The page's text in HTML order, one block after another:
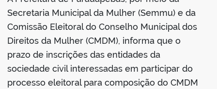
Secretaria Municipal da Mulher (Semmu) e da
Comissão Eleitoral do Conselho Municipal dos
Direitos da Mulher (CMDM), informa que o
prazo de inscrições das entidades da
sociedade civil interessadas em participar do
processo eleitoral para composição do CMDM